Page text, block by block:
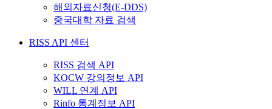
해외자료신청(E-DDS)
중국대학 자료 검색
RISS API 센터
RISS 검색 API
KOCW 강의정보 API
WILL 연계 API
Rinfo 통계정보 API